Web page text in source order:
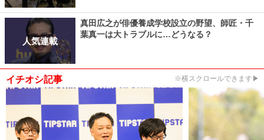
人気連載
真田広之が俳優養成学校設立の野望、師匠・千
葉真一は大トラブルに…どうなる？
イチオシ記事 ※横スクロールできます▶